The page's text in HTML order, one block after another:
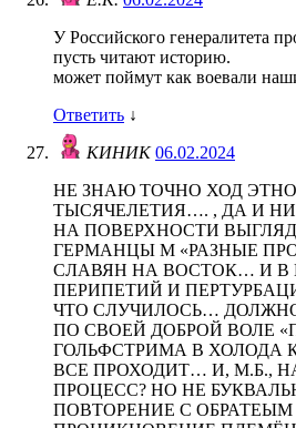
У Российского генералитета
пусть читают историю.
может поймут как воевали
Ответить ↓
КИНИК06.02.2024
НЕ ЗНАЮ ТОЧНО ХОД
ТЫСЯЧЕЛЕТИЯ…. , ДА И
НА ПОВЕРХНОСТИ
ГЕРМАНЦЫ М «РАЗНЫЕ
СЛАВЯН НА ВОСТОК… И В
ПЕРИПЕТИЙ И
ЧТО СЛУЧИЛОСЬ…
ПО СВОЕЙ ДОБРОЙ ВОЛЕ
ГОЛЬФСТРИМА В ХОЛОДА
ВСЕ ПРОХОДИТ… И, М.Б.,
ПРОЦЕСС? НО НЕ
ПОВТОРЕНИЕ С